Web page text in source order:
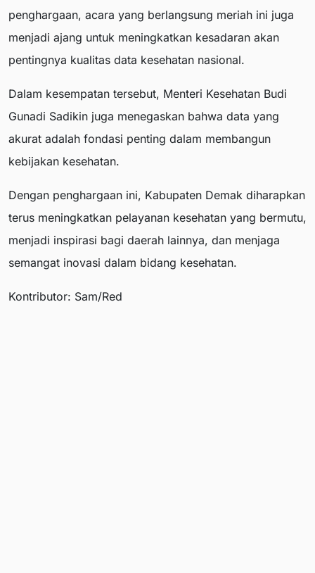
penghargaan, acara yang berlangsung meriah ini juga
menjadi ajang untuk meningkatkan kesadaran akan
pentingnya kualitas data kesehatan nasional.
Dalam kesempatan tersebut, Menteri Kesehatan Budi
Gunadi Sadikin juga menegaskan bahwa data yang
akurat adalah fondasi penting dalam membangun
kebijakan kesehatan.
Dengan penghargaan ini, Kabupaten Demak diharapkan
terus meningkatkan pelayanan kesehatan yang bermutu,
menjadi inspirasi bagi daerah lainnya, dan menjaga
semangat inovasi dalam bidang kesehatan.
Kontributor: Sam/Red